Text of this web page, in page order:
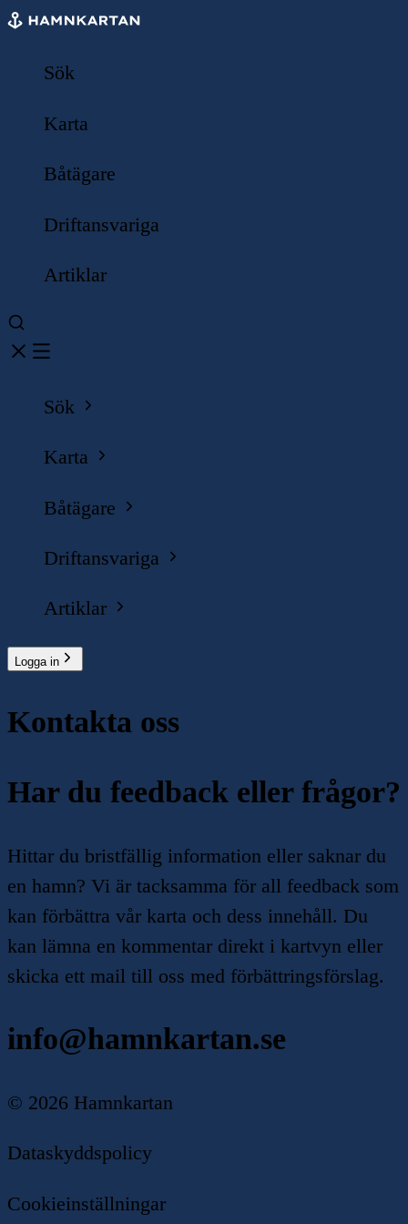
Sök
Karta
Båtägare
Driftansvariga
Artiklar
Sök
Karta
Båtägare
Driftansvariga
Artiklar
Logga in
Kontakta oss
Har du feedback eller frågor?
Hittar du bristfällig information eller saknar du
en hamn? Vi är tacksamma för all feedback som
kan förbättra vår karta och dess innehåll. Du
kan lämna en kommentar direkt i kartvyn eller
skicka ett mail till oss med förbättringsförslag.
info@hamnkartan.se
© 2026 Hamnkartan
Dataskyddspolicy
Cookieinställningar